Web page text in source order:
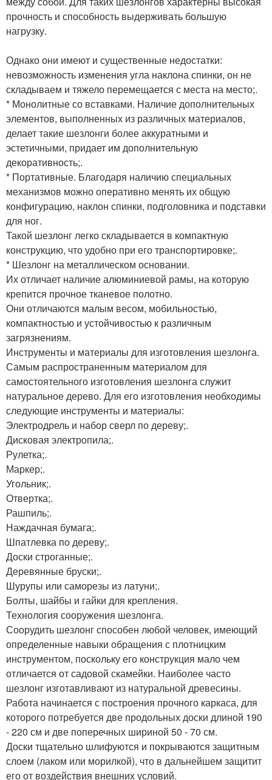
прочность и способность выдерживать большую
нагрузку.
Однако они имеют и существенные недостатки:
невозможность изменения угла наклона спинки, он не
складываем и тяжело перемещается с места на место;.
* Монолитные со вставками. Наличие дополнительных
элементов, выполненных из различных материалов,
делает такие шезлонги более аккуратными и
эстетичными, придает им дополнительную
декоративность;.
* Портативные. Благодаря наличию специальных
механизмов можно оперативно менять их общую
конфигурацию, наклон спинки, подголовника и подставки
для ног.
Такой шезлонг легко складывается в компактную
конструкцию, что удобно при его транспортировке;.
* Шезлонг на металлическом основании.
Их отличает наличие алюминиевой рамы, на которую
крепится прочное тканевое полотно.
Они отличаются малым весом, мобильностью,
компактностью и устойчивостью к различным
загрязнениям.
Инструменты и материалы для изготовления шезлонга.
Самым распространенным материалом для
самостоятельного изготовления шезлонга служит
натуральное дерево. Для его изготовления необходимы
следующие инструменты и материалы:
Электродрель и набор сверл по дереву;.
Дисковая электропила;.
Рулетка;.
Маркер;.
Угольник;.
Отвертка;.
Рашпиль;.
Наждачная бумага;.
Шпатлевка по дереву;.
Доски строганные;.
Деревянные бруски;.
Шурупы или саморезы из латуни;.
Болты, шайбы и гайки для крепления.
Технология сооружения шезлонга.
Соорудить шезлонг способен любой человек, имеющий
определенные навыки обращения с плотницким
инструментом, поскольку его конструкция мало чем
отличается от садовой скамейки. Наиболее часто
шезлонг изготавливают из натуральной древесины.
Работа начинается с построения прочного каркаса, для
которого потребуется две продольных доски длиной 190
- 220 см и две поперечных шириной 50 - 70 см.
Доски тщательно шлифуются и покрываются защитным
слоем (лаком или морилкой), что в дальнейшем защитит
его от воздействия внешних условий.